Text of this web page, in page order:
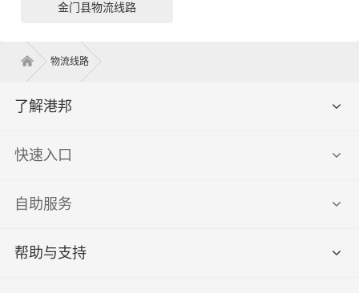
金门县物流线路
物流线路
了解港邦
快速入口
自助服务
帮助与支持